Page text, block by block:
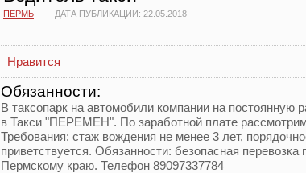
ПЕРМЬ ДАТА ПУБЛИКАЦИИ: 22.05.2018
Нравится
Обязанности:
В таксопарк на автомобили компании на постоянную
в Такси "ПЕРЕМЕН". По заработной плате
Требования: стаж вождения не менее 3 лет,
приветствуется. Обязанности: безопасная
Пермскому краю. Телефон 89097337784